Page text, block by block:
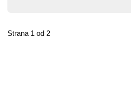
Strana 1 od 2